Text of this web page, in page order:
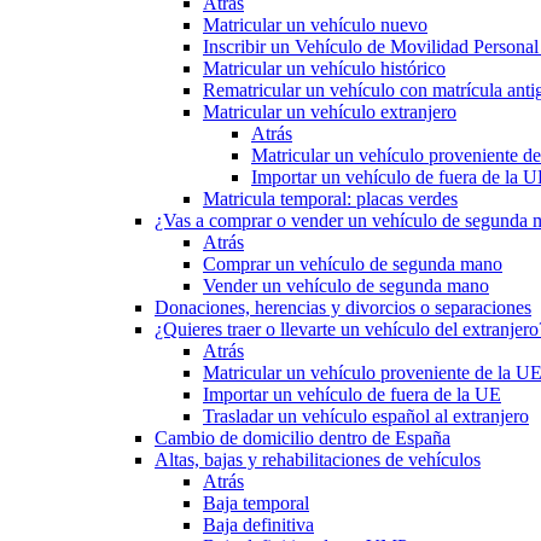
Matricular un vehículo nuevo
Inscribir un Vehículo de Movilidad
Matricular un vehículo histórico
Rematricular un vehículo con matrícula
Matricular un vehículo extranjero
Atrás
Matricular un vehículo proveniente
Importar un vehículo de fuera de la
Matricula temporal: placas verdes
¿Vas a comprar o vender un vehículo de segunda
Atrás
Comprar un vehículo de segunda mano
Vender un vehículo de segunda mano
Donaciones, herencias y divorcios o separaciones
¿Quieres traer o llevarte un vehículo del
Atrás
Matricular un vehículo proveniente de la UE
Importar un vehículo de fuera de la UE
Trasladar un vehículo español al extranjero
Cambio de domicilio dentro de España
Altas, bajas y rehabilitaciones de vehículos
Atrás
Baja temporal
Baja definitiva